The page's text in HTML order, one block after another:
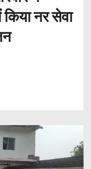
नर सेवा